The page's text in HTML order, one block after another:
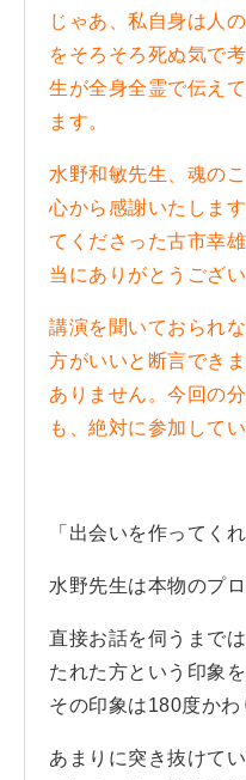
じゃあ、私自身は人
をそろそろ死ぬ気で
生が全身全霊で伝え
ます。
水野和敏先生、魂の
心から感謝いたしま
てくださった古市幸
当にありがとうござい
講演を聞いておられ
方がいいと断言でき
ありません。今回の
も、絶対に参加して
「出会いを作ってく
水野先生は本物のプロ
直接お話を伺うまで
たれた方という印象
その印象は180度かわ
あまりに突き抜けて